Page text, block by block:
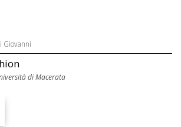
Giovanni
di Macerata